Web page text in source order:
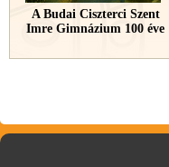
A Budai Ciszterci Szent
Imre Gimnázium 100 éve